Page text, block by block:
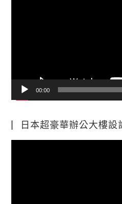
00:00
日本超豪華辦公大樓設